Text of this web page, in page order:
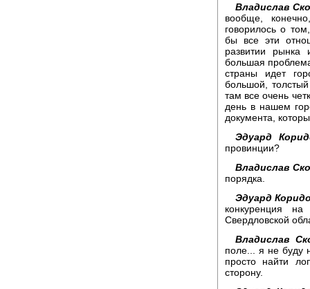
Владислав
вообще,
говорилось о
бы все эти
развитии рынка
большая
страны идет
большой,
там все очень
день в нашем
документа,
Эдуард
провинции?
Владислав
порядка.
Эдуард
конкуренция
Свердловской
Владислав
поле... я не буду
просто найти
сторону.